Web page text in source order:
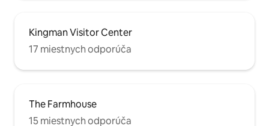
Kingman Visitor Center
17 miestnych odporúča
The Farmhouse
15 miestnych odporúča